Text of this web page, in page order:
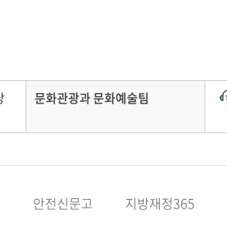
문화관광과 문화예술팀
안전신문고 지방재정365